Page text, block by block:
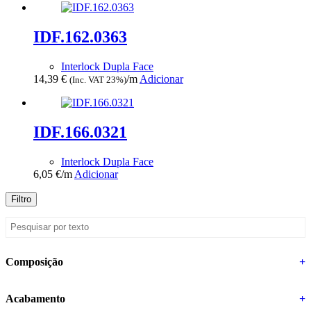
IDF.162.0363
Interlock Dupla Face
14,39 € (Inc. VAT 23%)/m Adicionar
IDF.166.0321
Interlock Dupla Face
6,05 €/m Adicionar
Filtro
Composição +
Acabamento +